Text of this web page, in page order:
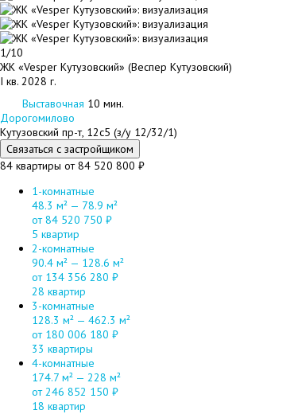
1/10
ЖК «Vesper Кутузовский» (Веспер Кутузовский)
I кв. 2028 г.
Выставочная 10 мин.
Дорогомилово
Кутузовский пр-т, 12с5 (з/у 12/32/1)
Связаться с застройщиком
84 квартиры от 84 520 800 ₽
1-комнатные
48.3 м² — 78.9 м²
от 84 520 750 ₽
5 квартир
2-комнатные
90.4 м² — 128.6 м²
от 134 356 280 ₽
28 квартир
3-комнатные
128.3 м² — 462.3 м²
от 180 006 180 ₽
33 квартиры
4-комнатные
174.7 м² — 228 м²
от 246 852 150 ₽
18 квартир